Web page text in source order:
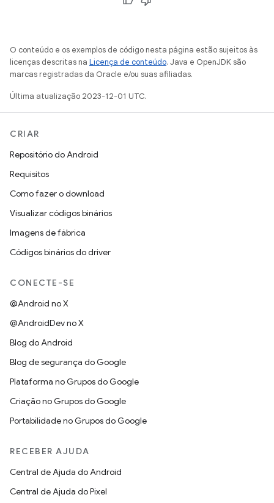
O conteúdo e os exemplos de código nesta página estão sujeitos às
licenças descritas na Licença de conteúdo. Java e OpenJDK são
marcas registradas da Oracle e/ou suas afiliadas.
Última atualização 2023-12-01 UTC.
CRIAR
Repositório do Android
Requisitos
Como fazer o download
Visualizar códigos binários
Imagens de fábrica
Códigos binários do driver
CONECTE-SE
@Android no X
@AndroidDev no X
Blog do Android
Blog de segurança do Google
Plataforma no Grupos do Google
Criação no Grupos do Google
Portabilidade no Grupos do Google
RECEBER AJUDA
Central de Ajuda do Android
Central de Ajuda do Pixel